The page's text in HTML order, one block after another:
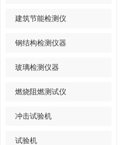
建筑节能检测仪
钢结构检测仪器
玻璃检测仪器
燃烧阻燃测试仪
冲击试验机
试验机